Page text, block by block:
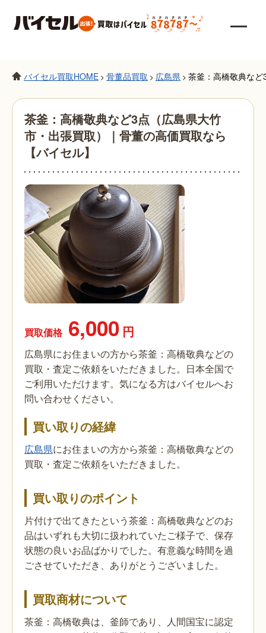
バイセル買取HOME > 骨董品買取 > 広島県 > 茶釜：高橋敬典な
茶釜：高橋敬典など3点（広島県大竹
市・出張買取）｜骨董の高価買取なら
【バイセル】
買取価格 6,000 円
広島県にお住まいの方から茶釜：高橋敬典などの
買取・査定ご依頼をいただきました。日本全国で
ご利用いただけます。気になる方はバイセルへお
問い合わせください。
買い取りの経緯
広島県にお住まいの方から茶釜：高橋敬典などの
買取・査定ご依頼をいただきました。
買い取りのポイント
片付けで出てきたという茶釜：高橋敬典などのお
品はいずれも大切に扱われていたご様子で、保存
状態の良いお品ばかりでした。有意義な時間を過
ごさせていただき、ありがとうございました。
買取商材について
茶釜：高橋敬典は、釜師であり、人間国宝に認定